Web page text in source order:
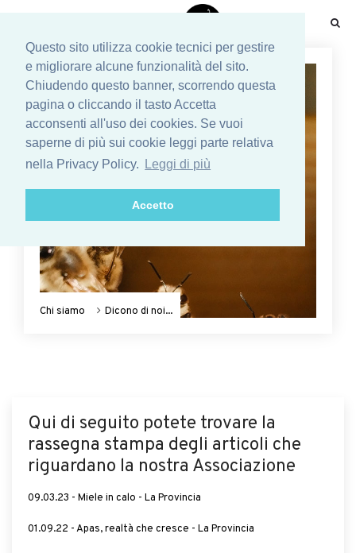
Questo sito utilizza cookie tecnici per gestire
e migliorare alcune funzionalità del sito.
Chiudendo questo banner, scorrendo questa
pagina o cliccando il tasto Accetta
acconsenti all'uso dei cookies. Se vuoi
saperne di più sui cookie leggi parte relativa
nella Privacy Policy.
Leggi di più
Accetto
Chi siamo Dicono di noi...
Qui di seguito potete trovare la
rassegna stampa degli articoli che
riguardano la nostra Associazione
09.03.23 - Miele in calo - La Provincia
01.09.22 - Apas, realtà che cresce - La Provincia